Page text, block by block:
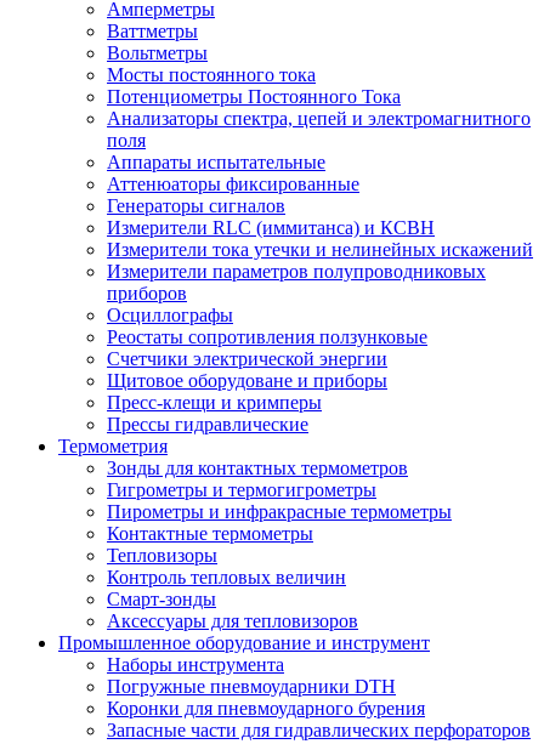
Амперметры
Ваттметры
Вольтметры
Мосты постоянного тока
Потенциометры Постоянного Тока
Анализаторы спектра, цепей и электромагнитного
поля
Аппараты испытательные
Аттенюаторы фиксированные
Генераторы сигналов
Измерители RLC (иммитанса) и КСВН
Измерители тока утечки и нелинейных искажений
Измерители параметров полупроводниковых
приборов
Осциллографы
Реостаты сопротивления ползунковые
Счетчики электрической энергии
Щитовое оборудоване и приборы
Пресс-клещи и кримперы
Прессы гидравлические
Термометрия
Зонды для контактных термометров
Гигрометры и термогигрометры
Пирометры и инфракрасные термометры
Контактные термометры
Тепловизоры
Контроль тепловых величин
Смарт-зонды
Аксессуары для тепловизоров
Промышленное оборудование и инструмент
Наборы инструмента
Погружные пневмоударники DTH
Коронки для пневмоударного бурения
Запасные части для гидравлических перфораторов